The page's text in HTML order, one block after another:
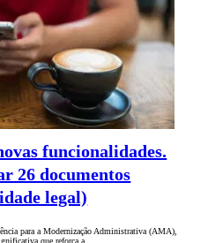
funcionalidades.
26 documentos
legal)
para a Modernização Administrativa (AMA),
que reforça a…